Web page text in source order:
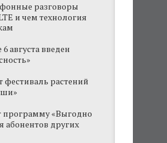
разговоры
и чем технология
августа введен
растений
программу «Выгодно
абонентов других